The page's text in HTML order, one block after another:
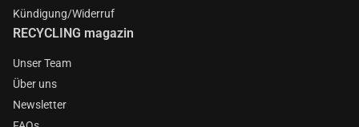
Kündigung/Widerruf
RECYCLING magazin
Unser Team
Über uns
Newsletter